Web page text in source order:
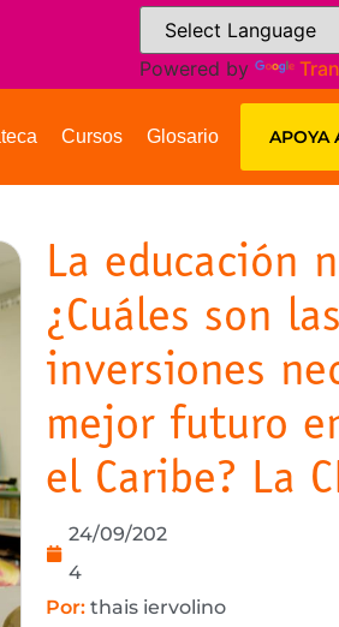
Powered by
Cursos Glosario APOYA
La educación
¿Cuáles son
inversiones
mejor futuro
el Caribe? La
24/09/202
4
Por: thais iervolino